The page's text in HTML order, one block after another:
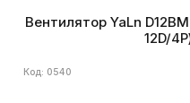
Вентилятор YaLn
12D/
Код: 0540